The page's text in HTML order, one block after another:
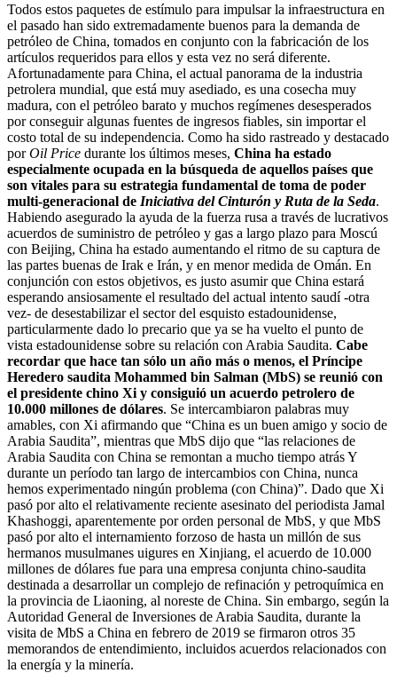
Todos estos paquetes de estímulo para impulsar la infraestructura en
el pasado han sido extremadamente buenos para la demanda de
petróleo de China, tomados en conjunto con la fabricación de los
artículos requeridos para ellos y esta vez no será diferente.
Afortunadamente para China, el actual panorama de la industria
petrolera mundial, que está muy asediado, es una cosecha muy
madura, con el petróleo barato y muchos regímenes desesperados
por conseguir algunas fuentes de ingresos fiables, sin importar el
costo total de su independencia. Como ha sido rastreado y destacado
porOil Price durante los últimos meses, China ha estado
especialmente ocupada en la búsqueda de aquellos países que
son vitales para su estrategia fundamental de toma de poder
multi-generacional de Iniciativa del Cinturón y Ruta de la Seda.
Habiendo asegurado la ayuda de la fuerza rusa a través de lucrativos
acuerdos de suministro de petróleo y gas a largo plazo para Moscú
con Beijing, China ha estado aumentando el ritmo de su captura de
las partes buenas de Irak e Irán, y en menor medida de Omán. En
conjunción con estos objetivos, es justo asumir que China estará
esperando ansiosamente el resultado del actual intento saudí -otra
vez- de desestabilizar el sector del esquisto estadounidense,
particularmente dado lo precario que ya se ha vuelto el punto de
vista estadounidense sobre su relación con Arabia Saudita. Cabe
recordar que hace tan sólo un año más o menos, el Príncipe
Heredero saudita Mohammed bin Salman (MbS) se reunió con
el presidente chino Xi y consiguió un acuerdo petrolero de
10.000 millones de dólares. Se intercambiaron palabras muy
amables, con Xi afirmando que “China es un buen amigo y socio de
Arabia Saudita”, mientras que MbS dijo que “las relaciones de
Arabia Saudita con China se remontan a mucho tiempo atrás Y
durante un período tan largo de intercambios con China, nunca
hemos experimentado ningún problema (con China)”. Dado que Xi
pasó por alto el relativamente reciente asesinato del periodista Jamal
Khashoggi, aparentemente por orden personal de MbS, y que MbS
pasó por alto el internamiento forzoso de hasta un millón de sus
hermanos musulmanes uigures en Xinjiang, el acuerdo de 10.000
millones de dólares fue para una empresa conjunta chino-saudita
destinada a desarrollar un complejo de refinación y petroquímica en
la provincia de Liaoning, al noreste de China. Sin embargo, según la
Autoridad General de Inversiones de Arabia Saudita, durante la
visita de MbS a China en febrero de 2019 se firmaron otros 35
memorandos de entendimiento, incluidos acuerdos relacionados con
la energía y la minería.